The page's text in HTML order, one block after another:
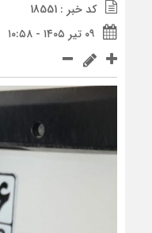
کد خبر : 18551
۰۹ تیر ۱۴۰۵ - ۱۰:۵۸